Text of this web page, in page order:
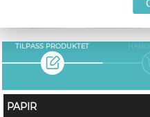
TILPASS PRODUKTET
PAPIR